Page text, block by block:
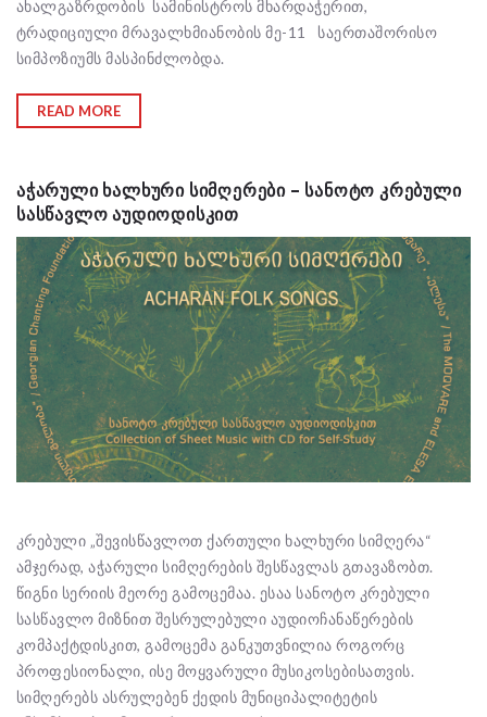
ახალგაზრდობის სამინისტროს მხარდაჭერით,
ტრადიციული მრავალხმიანობის მე-11 საერთაშორისო
სიმპოზიუმს მასპინძლობდა.
READ MORE
ᲐᲭᲐᲠᲣᲚᲘ ᲮᲐᲚᲮᲣᲠᲘ ᲡᲘᲛᲦᲔᲠᲔᲑᲘ – ᲡᲐᲜᲝᲢᲝ ᲙᲠᲔᲑᲣᲚᲘ
ᲡᲐᲡᲬᲐᲕᲚᲝ ᲐᲣᲓᲘᲝᲓᲘᲡᲙᲘᲗ
კრებული „შევისწავლოთ ქართული ხალხური სიმღერა“
ამჯერად, აჭარული სიმღერების შესწავლას გთავაზობთ.
წიგნი სერიის მეორე გამოცემაა. ესაა სანოტო კრებული
სასწავლო მიზნით შესრულებული აუდიოჩანაწერების
კომპაქტდისკით, გამოცემა განკუთვნილია როგორც
პროფესიონალი, ისე მოყვარული მუსიკოსებისათვის.
სიმღერებს ასრულებენ ქედის მუნიციპალიტეტის